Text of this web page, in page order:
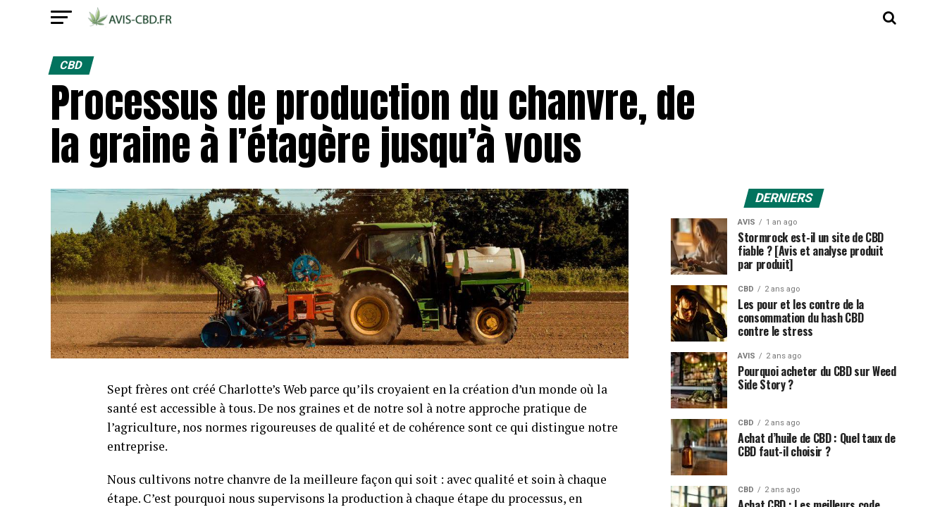
CBD
Processus de production du chanvre, de
la graine à l’étagère jusqu’à vous
Sept frères ont créé Charlotte’s Web parce qu’ils croyaient en la création d’un monde où la
santé est accessible à tous. De nos graines et de notre sol à notre approche pratique de
l’agriculture, nos normes rigoureuses de qualité et de cohérence sont ce qui distingue notre
entreprise.
Nous cultivons notre chanvre de la meilleure façon qui soit : avec qualité et soin à chaque
étape. C’est pourquoi nous supervisons la production à chaque étape du processus, en
DERNIERS
AVIS 1 an ago
Stormrock est-il un site de CBD
fiable ? [Avis et analyse produit
par produit]
CBD 2 ans ago
Les pour et les contre de la
consommation du hash CBD
contre le stress
AVIS 2 ans ago
Pourquoi acheter du CBD sur Weed
Side Story ?
CBD 2 ans ago
Achat d’huile de CBD : Quel taux de
CBD faut-il choisir ?
CBD 2 ans ago